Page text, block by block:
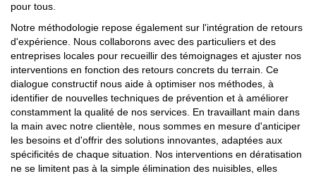
pour tous.
Notre méthodologie repose également sur l'intégration de retours
d'expérience. Nous collaborons avec des particuliers et des
entreprises locales pour recueillir des témoignages et ajuster nos
interventions en fonction des retours concrets du terrain. Ce
dialogue constructif nous aide à optimiser nos méthodes, à
identifier de nouvelles techniques de prévention et à améliorer
constamment la qualité de nos services. En travaillant main dans
la main avec notre clientèle, nous sommes en mesure d'anticiper
les besoins et d'offrir des solutions innovantes, adaptées aux
spécificités de chaque situation. Nos interventions en dératisation
ne se limitent pas à la simple élimination des nuisibles, elles